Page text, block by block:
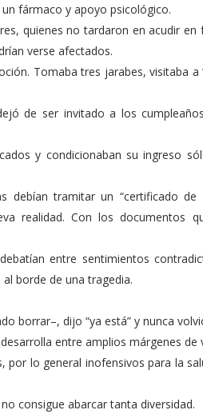
fármaco y apoyo psicológico.
quienes no tardaron en acudir en
verse afectados.
Tomaba tres jarabes, visitaba a
de ser invitado a los
y condicionaban su ingreso
tramitar un “certificado de
realidad. Con los documentos
entre sentimientos
borde de una tragedia.
borrar–, dijo “ya está” y nunca
entre amplios márgenes de
lo general inofensivos para la
consigue abarcar tanta diversidad.